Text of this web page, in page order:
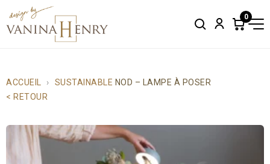
SearchAccount
0
Items
ACCUEIL SUSTAINABLE NOD – LAMPE À POSER
< RETOUR